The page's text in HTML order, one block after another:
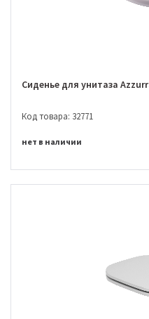
Сиденье для унитаза
Код товара: 32771
нет в наличии